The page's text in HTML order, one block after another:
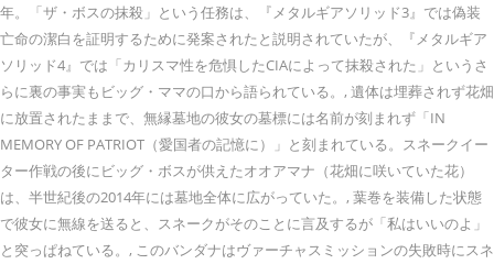
年。「ザ・ボスの抹殺」という任務は、『メタルギアソリッド3』では偽装
亡命の潔白を証明するために発案されたと説明されていたが、『メタルギア
ソリッド4』では「カリスマ性を危惧したCIAによって抹殺された」というさ
らに裏の事実もビッグ・ママの口から語られている。, 遺体は埋葬されず花畑
に放置されたままで、無縁墓地の彼女の墓標には名前が刻まれず「IN
MEMORY OF PATRIOT（愛国者の記憶に）」と刻まれている。スネークイー
ター作戦の後にビッグ・ボスが供えたオオアマナ（花畑に咲いていた花）
は、半世紀後の2014年には墓地全体に広がっていた。, 葉巻を装備した状態
で彼女に無線を送ると、スネークがそのことに言及するが「私はいいのよ」
と突っぱねている。, このバンダナはヴァーチャスミッションの失敗時にスネ